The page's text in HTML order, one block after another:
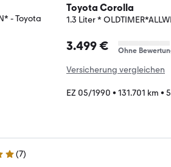
Toyota Corolla
1.3 Liter *
3.499 € Ohne
Versicherung vergleichen
EZ 05/1990 • 131.701 km •
(7)